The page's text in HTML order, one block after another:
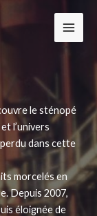
le sténopé
l’univers
dans cette
morcelés en
Depuis 2007,
éloignée de